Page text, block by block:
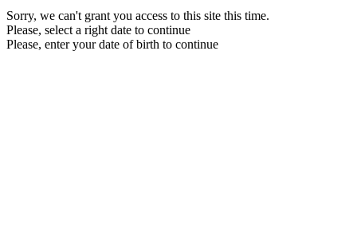
Sorry, we can't grant you access to this site this time.
Please, select a right date to continue
Please, enter your date of birth to continue